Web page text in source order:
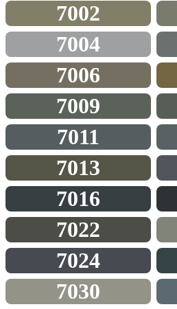
7002
7004
7006
7009
7011
7013
7016
7022
7024
7030